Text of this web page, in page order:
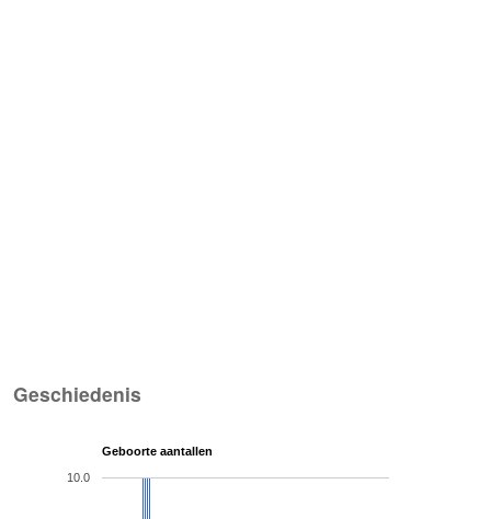
Geschiedenis
Geboorte aantallen
10.0